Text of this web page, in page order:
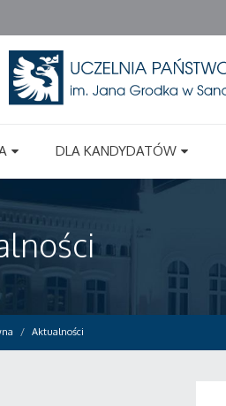
DLA KANDYDATÓW
Aktualności